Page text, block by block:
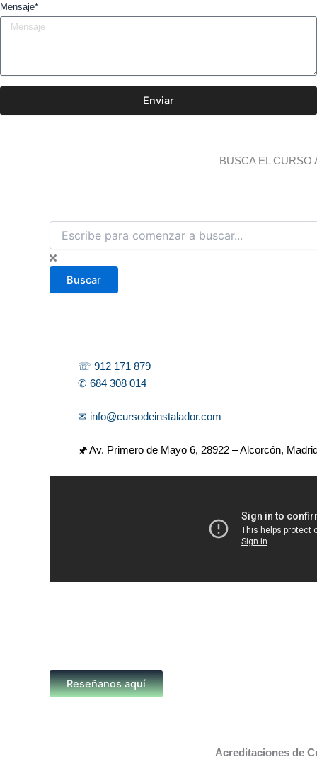
Mensaje*
Enviar
BUSCA EL CURSO
B
s
c
Buscar
☏ 912 171 879
✆ 684 308 014
✉ info@cursodeinstalador.com
🖈 Av. Primero de Mayo 6, 28922 – Alcorcón,
Reseñanos aquí
Acreditaciones de